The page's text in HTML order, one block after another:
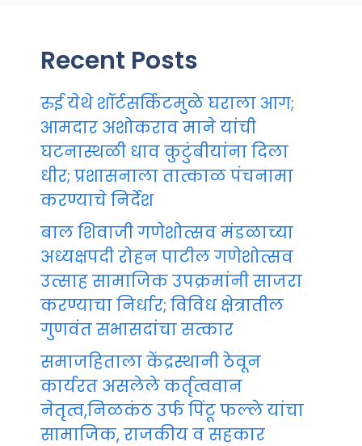
Recent Posts
रुई येथे शॉर्टसर्किटमुळे घराला आग;
आमदार अशोकराव माने यांची
घटनास्थळी धाव कुटुंबीयांना दिला
धीर; प्रशासनाला तात्काळ पंचनामा
करण्याचे निर्देश
बाल शिवाजी गणेशोत्सव मंडळाच्या
अध्यक्षपदी रोहन पाटील गणेशोत्सव
उत्साह सामाजिक उपक्रमांनी साजरा
करण्याचा निर्धार; विविध क्षेत्रातील
गुणवंत सभासदांचा सत्कार
समाजहिताला केंद्रस्थानी ठेवून
कार्यरत असलेले कर्तृत्ववान
नेतृत्व,निळकंठ उर्फ पिंटू फल्ले यांचा
सामाजिक, राजकीय व सहकार